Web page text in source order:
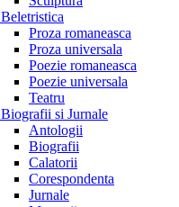
Beletristica
Proza romaneasca
Proza universala
Poezie romaneasca
Poezie universala
Teatru
Biografii si Jurnale
Antologii
Biografii
Calatorii
Corespondenta
Jurnale